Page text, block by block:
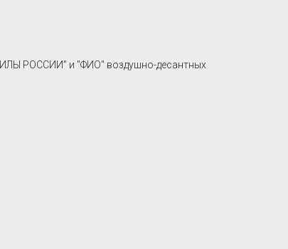
РОССИИ" и "ФИО" воздушно-десантных